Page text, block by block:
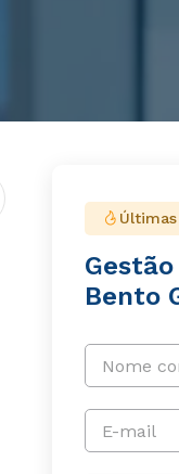
Bento
Nome
E-mail